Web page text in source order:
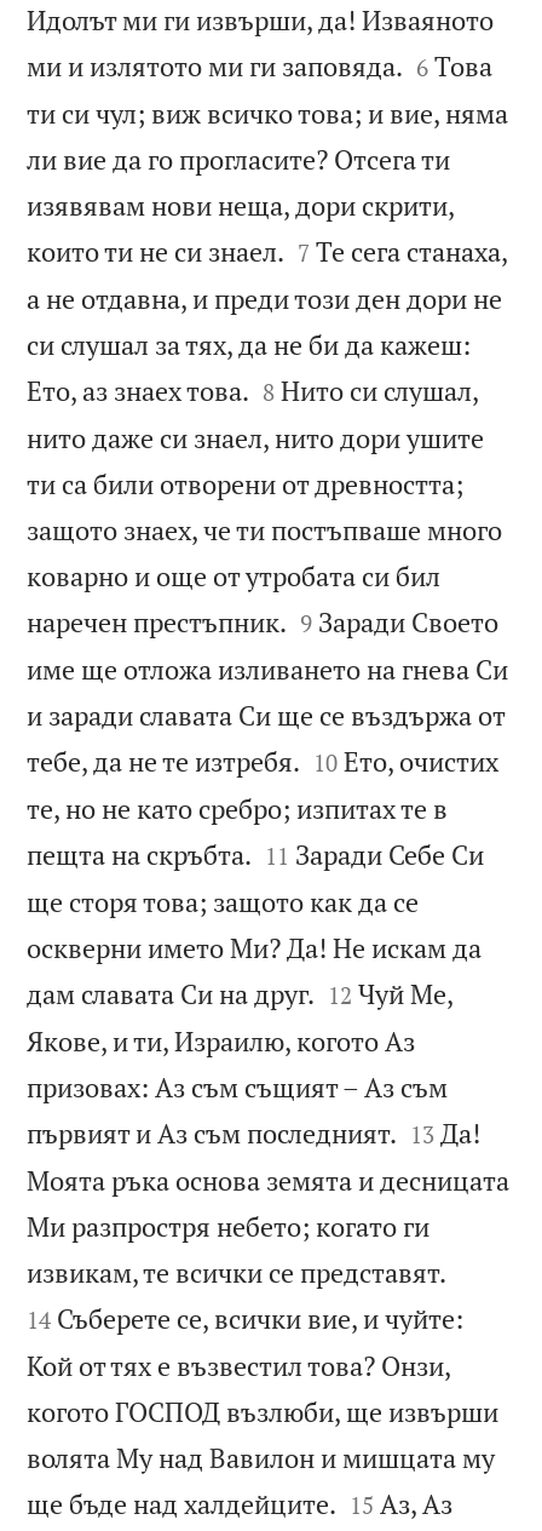
Идолът ми ги извърши, да! Изваяното
ми и излятото ми ги заповяда. 

6 Това
ти си чул; виж всичко това; и вие, няма
ли вие да го прогласите? Отсега ти
изявявам нови неща, дори скрити,
които ти не си знаел. 

7 Те сега станаха,
а не отдавна, и преди този ден дори не
си слушал за тях, да не би да кажеш:
Ето, аз знаех това. 

8 Нито си слушал,
нито даже си знаел, нито дори ушите
ти са били отворени от древността;
защото знаех, че ти постъпваше много
коварно и още от утробата си бил
наречен престъпник. 

9 Заради Своето
име ще отложа изливането на гнева Си
и заради славата Си ще се въздържа от
тебе, да не те изтребя. 

10 Ето, очистих
те, но не като сребро; изпитах те в
пещта на скръбта. 

11 Заради Себе Си
ще сторя това; защото как да се
оскверни името Ми? Да! Не искам да
дам славата Си на друг. 

12 Чуй Ме,
Якове, и ти, Израилю, когото Аз
призовах: Аз съм същият – Аз съм
първият и Аз съм последният. 

13 Да!
Моята ръка основа земята и десницата
Ми разпростря небето; когато ги
извикам, те всички се представят.
14 Съберете се, всички вие, и чуйте:
Кой от тях е възвестил това? Онзи,
когото ГОСПОД възлюби, ще извърши
волята Му над Вавилон и мишцата му
ще бъде над халдейците. 

15 Аз, Аз